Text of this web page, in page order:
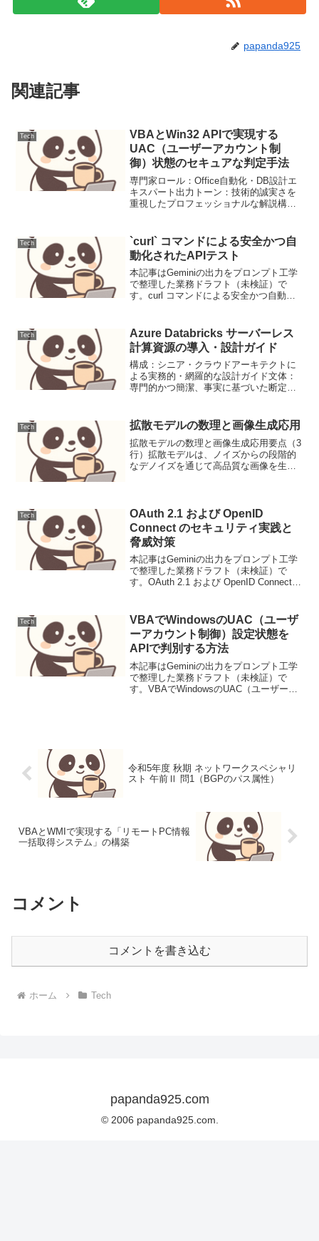
papanda925
関連記事
Tech
VBAとWin32 APIで実現する
UAC（ユーザーアカウント制
御）状態のセキュアな判定手法
専門家ロール：Office自動化・DB設計エ
キスパート出力トーン：技術的誠実さを
重視したプロフェッショナルな解説構
API (PtrSafe), 64bit/32b...
Tech
`curl` コマンドによる安全かつ自
動化されたAPIテスト
本記事はGeminiの出力をプロンプト工学
で整理した業務ドラフト（未検証）で
す。curl コマンドによる安全かつ自動化
はサービスの安定稼働に不可欠です。本
記...
Tech
Azure Databricks サーバーレス
計算資源の導入・設計ガイド
構成：シニア・クラウドアーキテクトに
よる実務的・網羅的な設計ガイド文体：
専門的かつ簡潔、事実に基づいた断定的
構成図と、実戦的なコードスニペットの
提供語彙：Micr...
Tech 拡散モデルの数理と画像生成応用
拡散モデルの数理と画像生成応用要点（3
行）拡散モデルは、ノイズからの段階的
なデノイズを通じて高品質な画像を生成
Tech
OAuth 2.1 および OpenID
Connect のセキュリティ実践と
脅威対策
本記事はGeminiの出力をプロンプト工学
で整理した業務ドラフト（未検証）で
す。OAuth 2.1 および OpenID Connect
セキュリ...
Tech
VBAでWindowsのUAC（ユーザ
ーアカウント制御）設定状態を
APIで判別する方法
本記事はGeminiの出力をプロンプト工学
で整理した業務ドラフト（未検証）で
す。VBAでWindowsのUAC（ユーザーア
令和5年度 秋期 ネットワークスペシャリ
スト 午前Ⅱ 問1（BGPのパス属性）
VBAとWMIで実現する「リモートPC情報
一括取得システム」の構築
コメント
コメントを書き込む
ホーム Tech
papanda925.com
© 2006 papanda925.com.